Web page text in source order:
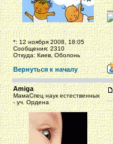
*: 12 ноября 2008, 18:05
Сообщения: 2310
Откуда: Киев, Оболонь
Вернуться к началу
Amiga
МамаСпец наук естественных
- уч. Ордена